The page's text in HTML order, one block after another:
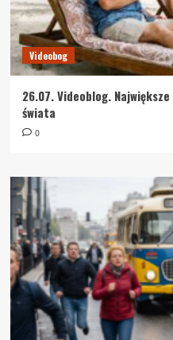
Videobog
26.07. Videoblog.
świata
0